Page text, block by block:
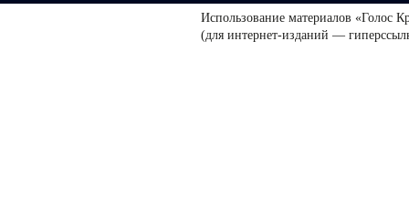
Использование материалов «Голос
(для интернет-изданий —